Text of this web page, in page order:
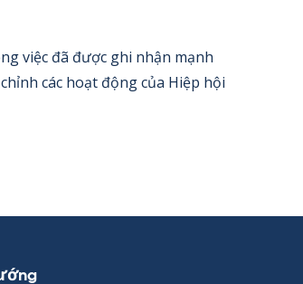
việc đã được ghi nhận mạnh
các hoạt động của Hiệp hội